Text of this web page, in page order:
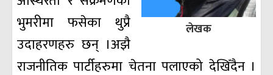
लेखक
भुमरीमा फसेका थुप्रै
उदाहरणहरु छन्‌ ।अझै
राजनीतिक पार्टीहरुमा चेतना पलाएको देखिँदैन ।